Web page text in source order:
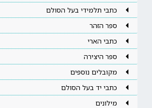
כתבי תלמידי בעל הסולם
ספר הזהר
כתבי הארי
ספר היצירה
מקובלים נוספים
כתבי יד בעל הסולם
מילונים